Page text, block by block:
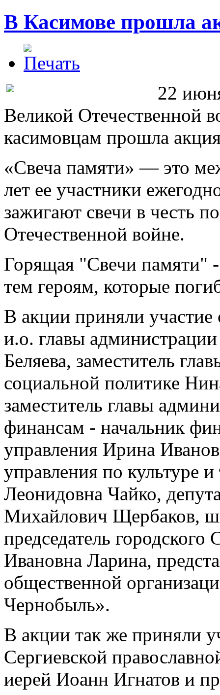
В Касимове прошла
22
Великой Отечественной
касимовцам прошла
«Свеча памяти» — это
лет ее участники
зажигают свечи в честь
Отечественной войне.
Горящая "Свечи памяти"
тем героям, которые
В акции приняли
и.о. главы
Беляева, заместитель
социальной политике
заместитель главы
финансам - начальник
управления Ирина
управления по культуре
Леонидовна Чайко,
Михайлович Щербаков,
председатель городского
Ивановна Ларина,
общественной
Чернобыль».
В акции так же приняли
Сергиевской
иерей Иоанн Игнатов и